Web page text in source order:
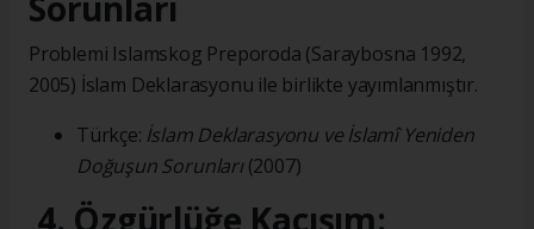
Problemi Islamskog Preporoda (Saraybosna 1992,
2005) İslam Deklarasyonu ile birlikte yayımlanmıştır.
Türkçe: İslam Deklarasyonu ve İslamî Yeniden
Doğuşun Sorunları(2007)
4. Özgürlüğe Kaçışım: